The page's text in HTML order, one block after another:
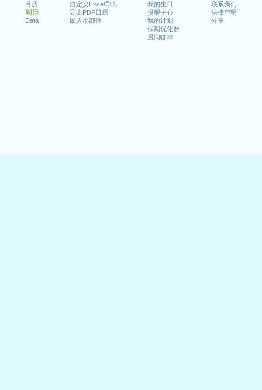
月历
周历
Data
自定义Excel导出
导出PDF日历
嵌入小部件
我的生日
提醒中心
我的计划
假期优化器
晨间咖啡
联系我们
法律声明
分享